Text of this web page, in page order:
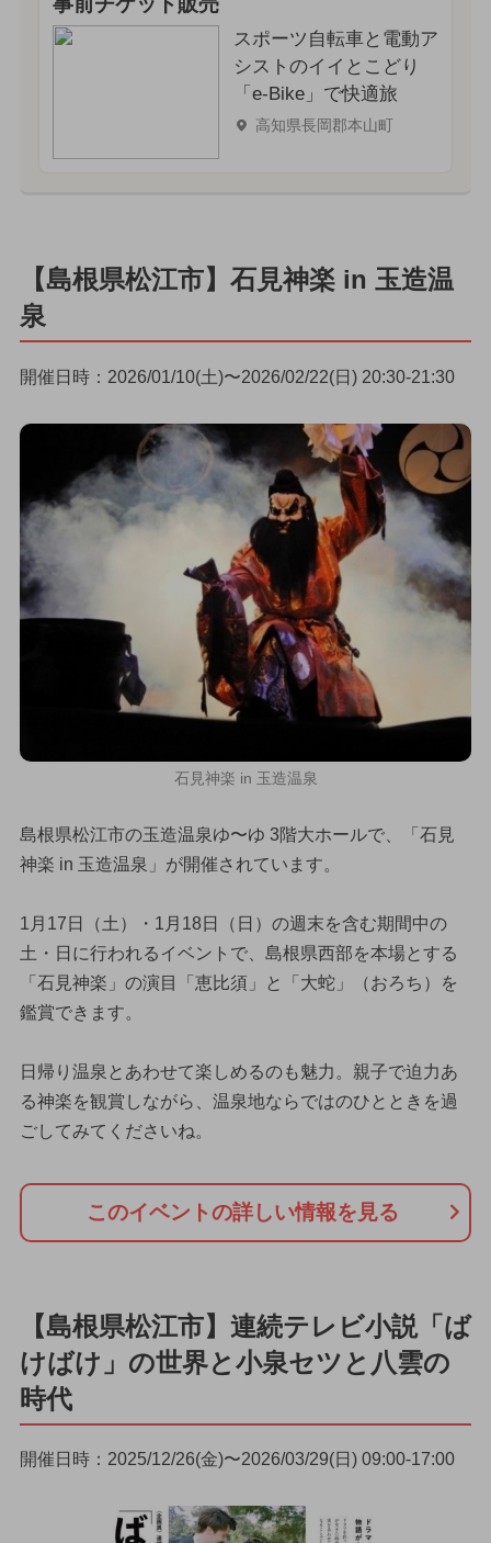
スポーツ自転車と電動ア
シストのイイとこどり
「e-Bike」で快適旅
高知県長岡郡本山町
【島根県松江市】石見神楽 in 玉造温
泉
開催日時：2026/01/10(土)〜2026/02/22(日) 20:30-21:30
石見神楽 in 玉造温泉
島根県松江市の玉造温泉ゆ〜ゆ 3階大ホールで、「石見
神楽 in 玉造温泉」が開催されています。
1月17日（土）・1月18日（日）の週末を含む期間中の
土・日に行われるイベントで、島根県西部を本場とする
「石見神楽」の演目「恵比須」と「大蛇」（おろち）を
鑑賞できます。
日帰り温泉とあわせて楽しめるのも魅力。親子で迫力あ
る神楽を観賞しながら、温泉地ならではのひとときを過
ごしてみてくださいね。
このイベントの詳しい情報を見る
【島根県松江市】連続テレビ小説「ば
けばけ」の世界と小泉セツと八雲の
時代
開催日時：2025/12/26(金)〜2026/03/29(日) 09:00-17:00